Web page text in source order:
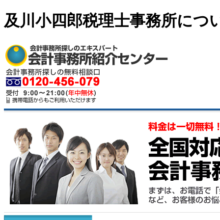
及川小四郎税理士事務所につ